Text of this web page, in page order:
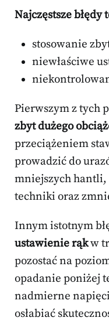
Najczęstsze błędy
stosowanie
niewłaściwe
Pierwszym z tych
zbyt dużego
przeciążeniem
prowadzić do
mniejszych
techniki oraz
Innym istotnym
ustawienie rąkw
pozostać na
opadanie poniżej
nadmierne
osłabiać